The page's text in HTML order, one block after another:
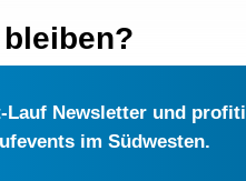
Lauf Newsletter und
im Südwesten.